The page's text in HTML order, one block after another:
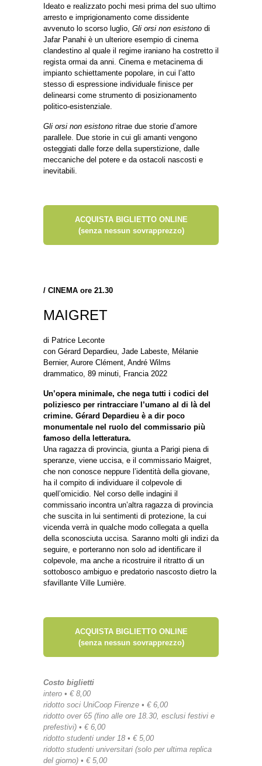
Ideato e realizzato pochi mesi prima del suo ultimo
arresto e imprigionamento come dissidente
avvenuto lo scorso luglio, Gli orsi non esistono di
Jafar Panahi è un ulteriore esempio di cinema
clandestino al quale il regime iraniano ha costretto il
regista ormai da anni. Cinema e metacinema di
impianto schiettamente popolare, in cui l’atto
stesso di espressione individuale finisce per
delinearsi come strumento di posizionamento
politico-esistenziale.
Gli orsi non esistono ritrae due storie d’amore
parallele. Due storie in cui gli amanti vengono
osteggiati dalle forze della superstizione, dalle
meccaniche del potere e da ostacoli nascosti e
inevitabili.
ACQUISTA BIGLIETTO ONLINE
(senza nessun sovrapprezzo)
/ CINEMA ore 21.30
MAIGRET
di Patrice Leconte
con Gérard Depardieu, Jade Labeste, Mélanie
Bernier, Aurore Clément, André Wilms
drammatico, 89 minuti, Francia 2022
Un’opera minimale, che nega tutti i codici del
poliziesco per rintracciare l’umano al di là del
crimine. Gérard Depardieu è a dir poco
monumentale nel ruolo del commissario più
famoso della letteratura.
Una ragazza di provincia, giunta a Parigi piena di
speranze, viene uccisa, e il commissario Maigret,
che non conosce neppure l’identità della giovane,
ha il compito di individuare il colpevole di
quell’omicidio. Nel corso delle indagini il
commissario incontra un’altra ragazza di provincia
che suscita in lui sentimenti di protezione, la cui
vicenda verrà in qualche modo collegata a quella
della sconosciuta uccisa. Saranno molti gli indizi da
seguire, e porteranno non solo ad identificare il
colpevole, ma anche a ricostruire il ritratto di un
sottobosco ambiguo e predatorio nascosto dietro la
sfavillante Ville Lumière.
ACQUISTA BIGLIETTO ONLINE
(senza nessun sovrapprezzo)
Costo biglietti
intero • € 8,00
ridotto soci UniCoop Firenze • € 6,00
ridotto over 65 (fino alle ore 18.30, esclusi festivi e
prefestivi) • € 6,00
ridotto studenti under 18 • € 5,00
ridotto studenti universitari (solo per ultima replica
del giorno) • € 5,00